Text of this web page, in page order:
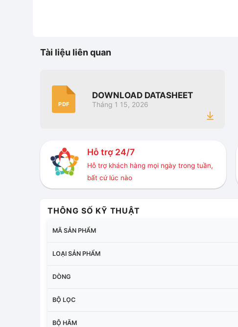
Tài liệu liên quan
PDF
DOWNLOAD DATASHEET
Tháng 1 15, 2026
Hỗ trợ 24/7
Hỗ trợ khách hàng mọi ngày trong tuần,
bất cứ lúc nào
THÔNG SỐ KỸ THUẬT
MÃ SẢN PHẨM
LOẠI SẢN PHẨM
DÒNG
BỘ LỌC
BỘ HÃM